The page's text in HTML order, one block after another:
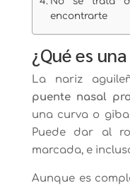
encontrarte
¿Qué es
La nariz
puente nasal
una curva o
Puede dar al
marcada, e
Aunque es